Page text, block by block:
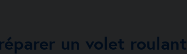
un volet roulant